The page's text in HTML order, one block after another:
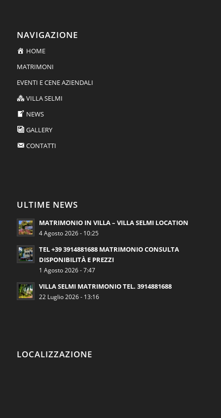
NAVIGAZIONE
HOME
MATRIMONI
EVENTI E CENE AZIENDALI
VILLA SELMI
NEWS
GALLERY
CONTATTI
ULTIME NEWS
MATRIMONIO IN VILLA – VILLA SELMI LOCATION
4 Agosto 2026 - 10:25
TEL +39 3914881688 MATRIMONIO CONSULTA
DISPONIBILITÀ E PREZZI
1 Agosto 2026 - 7:47
VILLA SELMI MATRIMONIO TEL. 3914881688
22 Luglio 2026 - 13:16
LOCALIZZAZIONE